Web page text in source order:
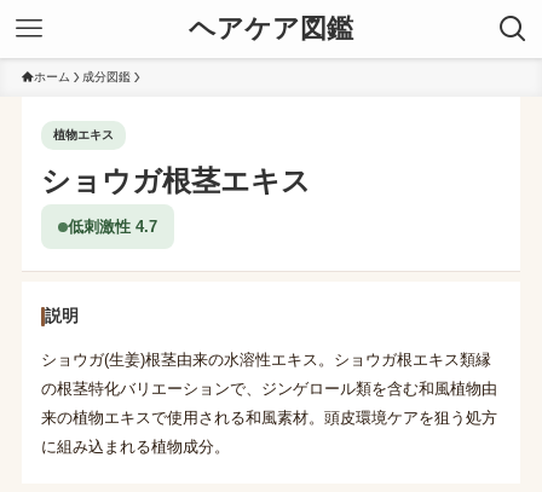
ヘアケア図鑑
ホーム 成分図鑑
植物エキス
ショウガ根茎エキス
低刺激性 4.7
説明
ショウガ(生姜)根茎由来の水溶性エキス。ショウガ根エキス類縁
の根茎特化バリエーションで、ジンゲロール類を含む和風植物由
来の植物エキスで使用される和風素材。頭皮環境ケアを狙う処方
に組み込まれる植物成分。